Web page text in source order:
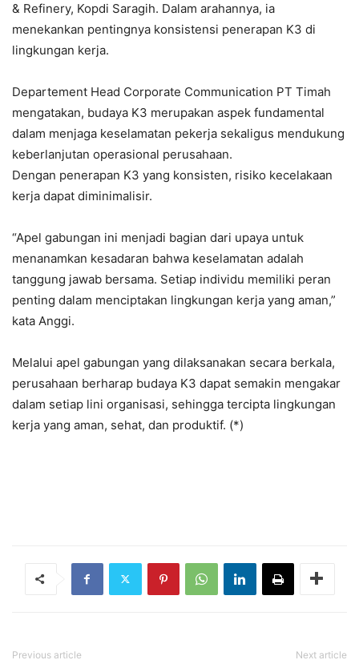
& Refinery, Kopdi Saragih. Dalam arahannya, ia
menekankan pentingnya konsistensi penerapan K3 di
lingkungan kerja.
Departement Head Corporate Communication PT Timah
mengatakan, budaya K3 merupakan aspek fundamental
dalam menjaga keselamatan pekerja sekaligus mendukung
keberlanjutan operasional perusahaan.
Dengan penerapan K3 yang konsisten, risiko kecelakaan
kerja dapat diminimalisir.
“Apel gabungan ini menjadi bagian dari upaya untuk
menanamkan kesadaran bahwa keselamatan adalah
tanggung jawab bersama. Setiap individu memiliki peran
penting dalam menciptakan lingkungan kerja yang aman,”
kata Anggi.
Melalui apel gabungan yang dilaksanakan secara berkala,
perusahaan berharap budaya K3 dapat semakin mengakar
dalam setiap lini organisasi, sehingga tercipta lingkungan
kerja yang aman, sehat, dan produktif. (*)
Previous article Next article